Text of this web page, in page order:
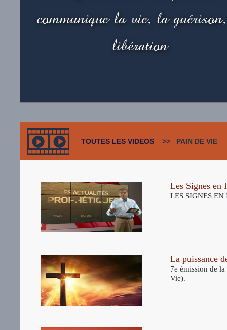
TOUTES LES VIDEOS >> PAIN DE VIE
Les Signes en
LES SIGNES
La puissance
7e émission de
Vie).